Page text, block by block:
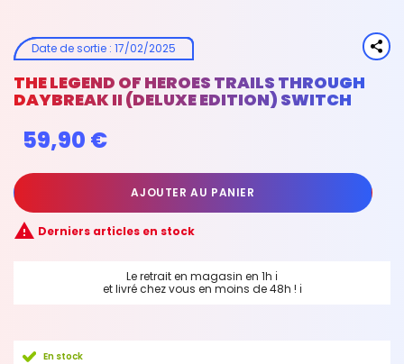
Date de sortie : 17/02/2025
THE LEGEND OF HEROES TRAILS THROUGH
DAYBREAK II (DELUXE EDITION) SWITCH
59,90 €
AJOUTER AU PANIER
 Derniers articles en stock
Le retrait en magasin en 1h ℹ
et livré chez vous en moins de 48h ! ℹ
En stock